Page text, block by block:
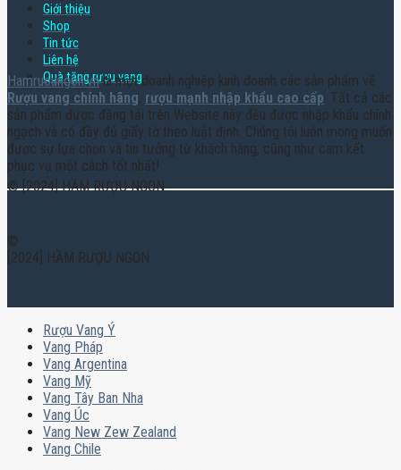
Giới thiệu
Shop
Tin tức
Liên hệ
Quà tặng rượu vang
Hamruoungon.vnlà một doanh nghiệp kinh doanh các sản phẩm về
Rượu vang chính hãng, rượu mạnh nhập khẩu cao cấp. Tất cả các
sản phẩm được đăng tải trên Website này đều được nhập khẩu chính
ngạch và có đầy đủ giấy tờ theo luật định. Chúng tôi luôn mong muốn
được sự lựa chọn và tin tưởng từ khách hàng, cũng như cam kết
phục vụ một cách tốt nhất!
© [2024] HẦM RƯỢU NGON
©
[2024] HẦM RƯỢU NGON
Rượu Vang Ý
Vang Pháp
Vang Argentina
Vang Mỹ
Vang Tây Ban Nha
Vang Úc
Vang New Zew Zealand
Vang Chile